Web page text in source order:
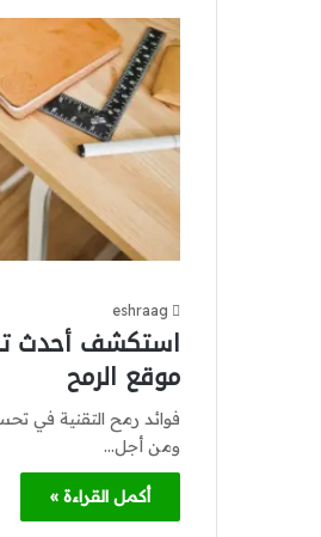
eshraag
استكشف أحدث
موقع الرمح
فوائد رمح التقنية في
ومن أجل…
أكمل القراءة »